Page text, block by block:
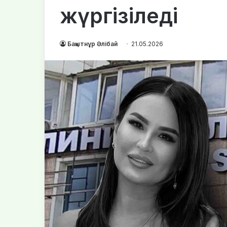
жүргізіледі
Бақытнұр Әлібай 21.05.2026